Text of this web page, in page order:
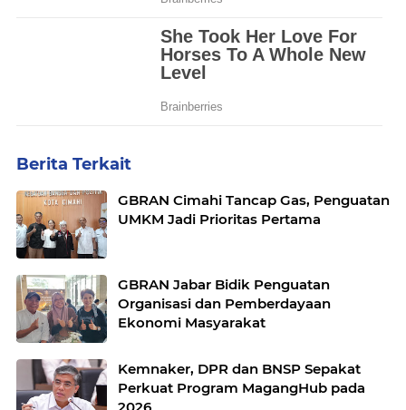
Berita Terkait
GBRAN Cimahi Tancap Gas, Penguatan
UMKM Jadi Prioritas Pertama
GBRAN Jabar Bidik Penguatan
Organisasi dan Pemberdayaan
Ekonomi Masyarakat
Kemnaker, DPR dan BNSP Sepakat
Perkuat Program MagangHub pada
2026